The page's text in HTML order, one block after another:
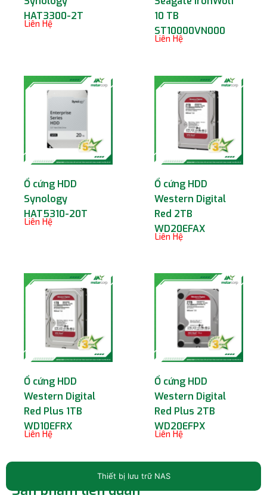
HAT3300-2T
Liên Hệ
10 TB
ST10000VN000
Liên Hệ
Ổ cứng HDD
Synology
HAT5310-20T
Liên Hệ
Ổ cứng HDD
Western Digital
Red 2TB
WD20EFAX
Liên Hệ
Ổ cứng HDD
Western Digital
Red Plus 1TB
WD10EFRX
Liên Hệ
Ổ cứng HDD
Western Digital
Red Plus 2TB
WD20EFPX
Liên Hệ
Sản phẩm liên quan
Thiết bị lưu trữ NAS